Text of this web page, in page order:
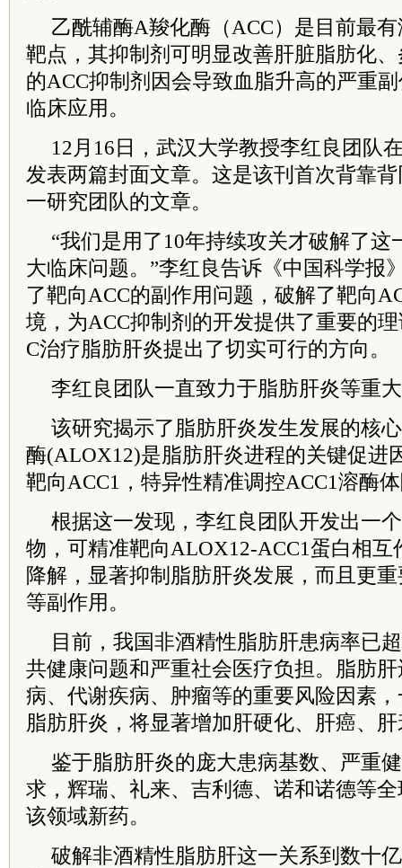
乙酰辅酶A羧化酶（ACC）是目前最
靶点，其抑制剂可明显改善肝脏脂肪化
的ACC抑制剂因会导致血脂升高的严重
临床应用。
12月16日，武汉大学教授李红良团队
发表两篇封面文章。这是该刊首次背靠
一研究团队的文章。
“我们是用了10年持续攻关才破解了这
大临床问题。”李红良告诉《中国科学报
了靶向ACC的副作用问题，破解了靶向
境，为ACC抑制剂的开发提供了重要的
C治疗脂肪肝炎提出了切实可行的方向。
李红良团队一直致力于脂肪肝炎等重
该研究揭示了脂肪肝炎发生发展的核
酶(ALOX12)是脂肪肝炎进程的关键促进
靶向ACC1，特异性精准调控ACC1溶酶
根据这一发现，李红良团队开发出一
物，可精准靶向ALOX12-ACC1蛋白相互
降解，显著抑制脂肪肝炎发展，而且更
等副作用。
目前，我国非酒精性脂肪肝患病率已
共健康问题和严重社会医疗负担。脂肪
病、代谢疾病、肿瘤等的重要风险因素
脂肪肝炎，将显著增加肝硬化、肝癌、
鉴于脂肪肝炎的庞大患病基数、严重
求，辉瑞、礼来、吉利德、诺和诺德等
该领域新药。
破解非酒精性脂肪肝这一关系到数十